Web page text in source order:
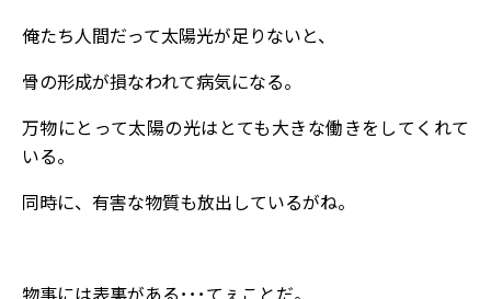
俺たち人間だって太陽光が足りないと、
骨の形成が損なわれて病気になる。
万物にとって太陽の光はとても大きな働きをしてくれて
いる。
同時に、有害な物質も放出しているがね。
物事には表裏がある･･･てぇことだ。